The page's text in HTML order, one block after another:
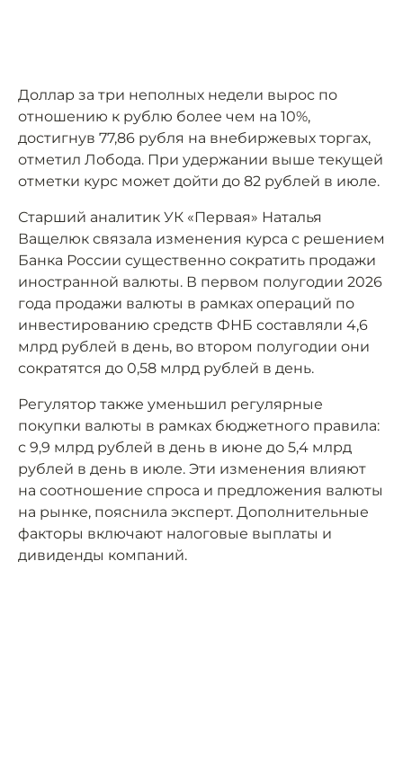
Доллар за три неполных недели вырос по
отношению к рублю более чем на 10%,
достигнув 77,86 рубля на внебиржевых торгах,
отметил Лобода. При удержании выше текущей
отметки курс может дойти до 82 рублей в июле.
Старший аналитик УК «Первая» Наталья
Ващелюк связала изменения курса с решением
Банка России существенно сократить продажи
иностранной валюты. В первом полугодии 2026
года продажи валюты в рамках операций по
инвестированию средств ФНБ составляли 4,6
млрд рублей в день, во втором полугодии они
сократятся до 0,58 млрд рублей в день.
Регулятор также уменьшил регулярные
покупки валюты в рамках бюджетного правила:
с 9,9 млрд рублей в день в июне до 5,4 млрд
рублей в день в июле. Эти изменения влияют
на соотношение спроса и предложения валюты
на рынке, пояснила эксперт. Дополнительные
факторы включают налоговые выплаты и
дивиденды компаний.